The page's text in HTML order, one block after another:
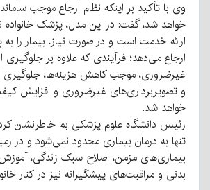
وی با تأکید بر اینکه نظام ارجاع موجب
خواهد شد، گفت: در این مدل، پزشک
ارائه خدمت است و در صورت نیاز، بیمار
ارجاع می‌دهد؛ فرآیندی که علاوه بر جلوگیری
غیرضروری، موجب کاهش هزینه‌ها، جلوگیری
و تصویربرداری‌های غیرضروری و افزایش
خواهد شد.
رئیس دانشگاه علوم پزشکی بم خاطرنشان
تنها به درمان بیماری محدود نمی‌شود و در
بیماری‌های مزمن، اصلاح سبک زندگی، آموزش
بدنی و مراقبت‌های پیشگیرانه نیز در کنار